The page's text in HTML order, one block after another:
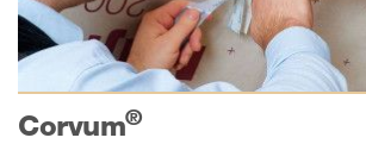
Corvum®